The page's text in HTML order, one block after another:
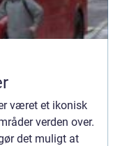
været et ikonisk
verden over.
det muligt at